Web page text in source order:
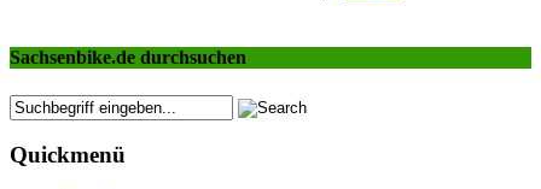
Sachsenbike.de durchsuchen
Quickmenü